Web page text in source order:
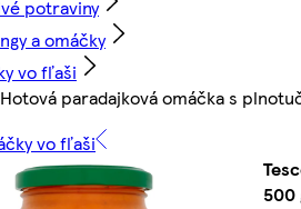
potraviny
a omáčky
vo fľaši
paradajková omáčka s
vo fľaši
500